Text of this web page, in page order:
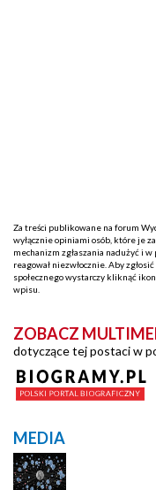
Za treści publikowane na forum
wyłącznie opiniami osób, które je
mechanizm zgłaszania nadużyć i
reagował niezwłocznie. Aby
społecznego wystarczy kliknąć
wpisu.
ZOBACZ
dotyczące tej postaci w
MEDIA